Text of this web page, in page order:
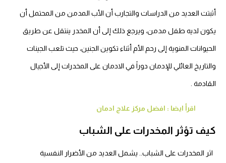
أثبتت العديد من الدراسات والتجارب أن الأب المدمن من المحتمل أن
يكون لديه طفل مدمن، ويرجع ذلك إلى أن المخدر ينتقل عن طريق
الحيوانات المنوية إلى رحم الأم أثناء تكوين الجنين، حيث تلعب الجينات
والتاريخ العائلي للإدمان دوراً في الادمان على المخدرات إلى الأجيال
القادمة .
اقرأ ايضا : افضل مركز علاج ادمان
كيف تؤثر المخدرات على الشباب
اثر المخدرات على الشباب.. يشمل العديد من الأضرار النفسية